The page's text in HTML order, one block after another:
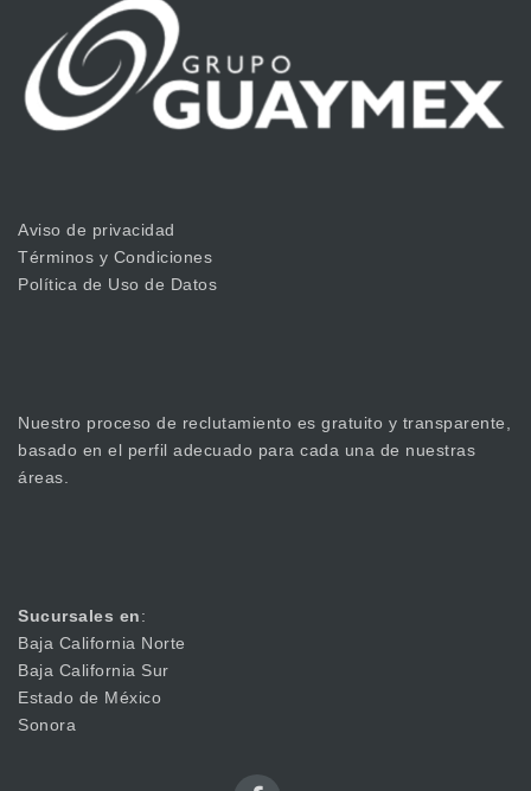
Aviso de privacidad
Términos y Condiciones
Política de Uso de Datos
Nuestro proceso de reclutamiento es gratuito y transparente,
basado en el perfil adecuado para cada una de nuestras
áreas.
Sucursales en:
Baja California Norte
Baja California Sur
Estado de México
Sonora